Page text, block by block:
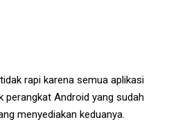
rapi karena semua aplikasi
perangkat Android yang sudah
menyediakan keduanya.